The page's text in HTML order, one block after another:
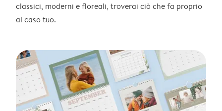
classici, moderni e floreali, troverai ciò che fa proprio
al caso tuo.